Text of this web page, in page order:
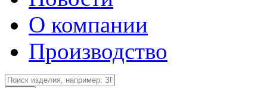
О компании
Производство